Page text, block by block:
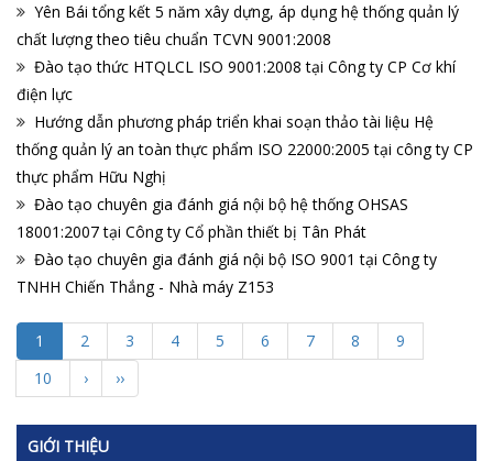
Yên Bái tổng kết 5 năm xây dựng, áp dụng hệ thống quản lý
chất lượng theo tiêu chuẩn TCVN 9001:2008
Đào tạo thức HTQLCL ISO 9001:2008 tại Công ty CP Cơ khí
điện lực
Hướng dẫn phương pháp triển khai soạn thảo tài liệu Hệ
thống quản lý an toàn thực phẩm ISO 22000:2005 tại công ty CP
thực phẩm Hữu Nghị
Đào tạo chuyên gia đánh giá nội bộ hệ thống OHSAS
18001:2007 tại Công ty Cổ phần thiết bị Tân Phát
Đào tạo chuyên gia đánh giá nội bộ ISO 9001 tại Công ty
TNHH Chiến Thắng - Nhà máy Z153
1 2 3 4 5 6 7 8
9
10
› ››
GIỚI THIỆU